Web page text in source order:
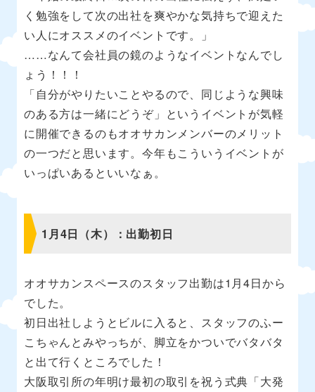
く勉強をして次の出社を爽やかな気持ちで迎えた
い人にオススメのイベントです。」
……なんて会社員の鏡のようなイベントなんでし
ょう！！！
「自分がやりたいことやるので、同じような興味
のある方は一緒にどうぞ」というイベントが気軽
に開催できるのもオオサカンメンバーのメリット
の一つだと思います。今年もこういうイベントが
いっぱいあるといいなぁ。
1月4日（木）：出勤初日
オオサカンスペースのスタッフ出勤は1月4日から
でした。
初日出社しようとビルに入ると、スタッフのふー
こちゃんとみやっちが、脚立をかついでバタバタ
と出て行くところでした！
大阪取引所の年明け最初の取引を祝う式典「大発